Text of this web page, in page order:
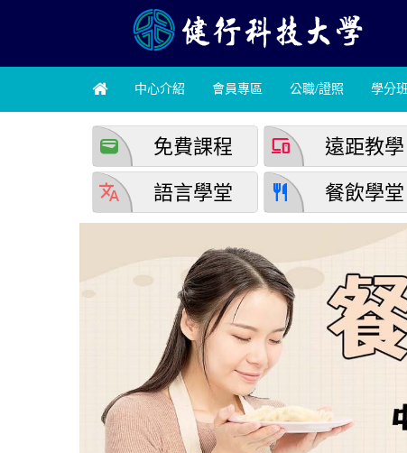
中心介紹 會員專區 公職/證照 學分班
wallet 免費課程 devices 遠距教學
translate 語言學堂 restaurant 餐飲學堂